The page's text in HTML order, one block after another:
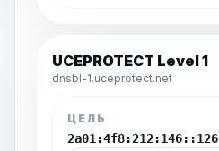
UCEPROTECT Level 1
dnsbl-1.uceprotect.net
ЦЕЛЬ
2a01:4f8:212:146::126